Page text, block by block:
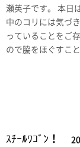
瀬英子です。 本日
中のコリには気づ
っていることをご
ので脇をほぐすこ
ｽﾁｰﾙﾜｺﾞﾝ！